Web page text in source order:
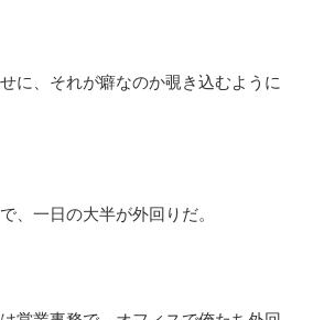
に、それが癖なのか覗き込むように
、一日の大半が外回りだ。